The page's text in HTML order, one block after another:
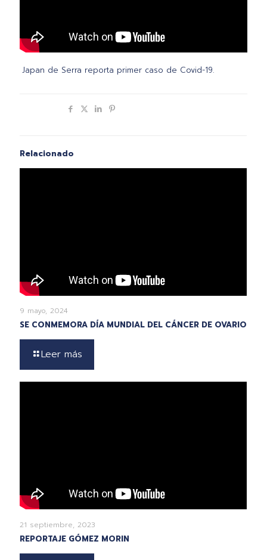
Japan de Serra reporta primer caso de Covid-19.
Relacionado
9 mayo, 2024
SE CONMEMORA DÍA MUNDIAL DEL CÁNCER DE OVARIO
Leer más
21 septiembre, 2023
REPORTAJE GÓMEZ MORIN